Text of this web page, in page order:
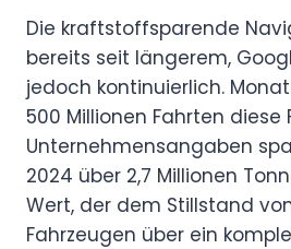
Die kraftstoffsparende
bereits seit längerem,
jedoch kontinuierlich.
500 Millionen Fahrten diese
Unternehmensangaben
2024 über 2,7 Millionen
Wert, der dem Stillstand
Fahrzeugen über ein